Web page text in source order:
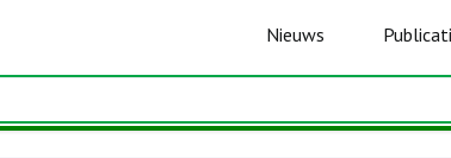
Nieuws